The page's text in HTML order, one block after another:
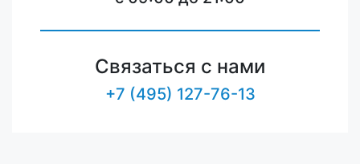
Связаться с нами
+7 (495) 127-76-13